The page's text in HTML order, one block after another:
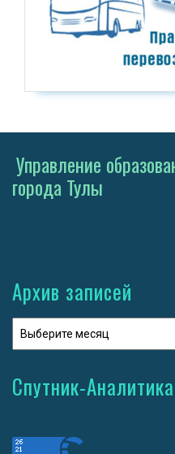
Управление
города Тулы
Архив записей
Спутник-Аналитика